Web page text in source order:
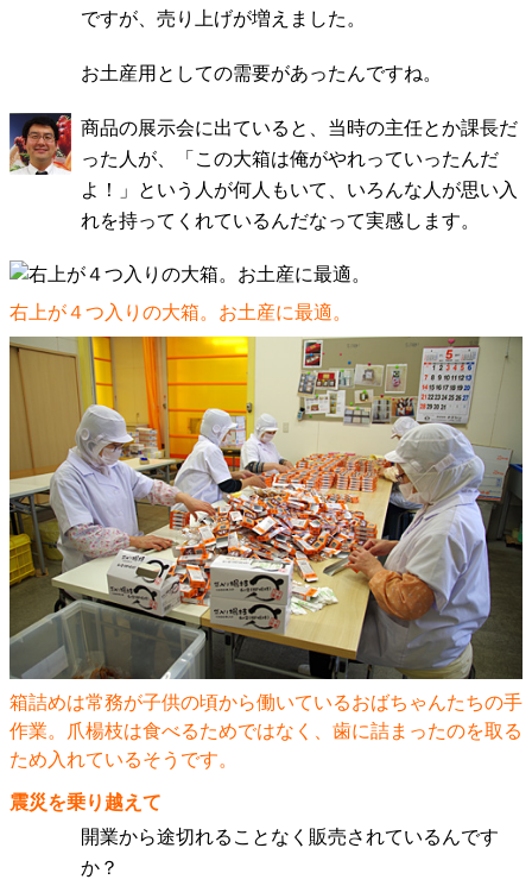
ですが、売り上げが増えました。
お土産用としての需要があったんですね。
商品の展示会に出ていると、当時の主任とか課長だ
った人が、「この大箱は俺がやれっていったんだ
よ！」という人が何人もいて、いろんな人が思い入
れを持ってくれているんだなって実感します。
右上が４つ入りの大箱。お土産に最適。
箱詰めは常務が子供の頃から働いているおばちゃんたちの手
作業。爪楊枝は食べるためではなく、歯に詰まったのを取る
ため入れているそうです。
震災を乗り越えて
開業から途切れることなく販売されているんです
か？